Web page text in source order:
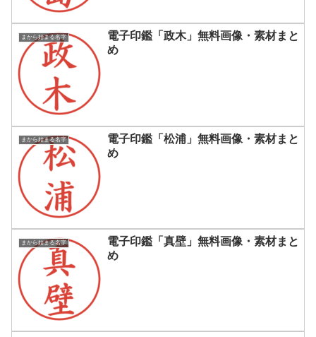
まから始まる名字
電子印鑑「政木」無料画像・素材まと
め
まから始まる名字
電子印鑑「松浦」無料画像・素材まと
め
まから始まる名字
電子印鑑「真壁」無料画像・素材まと
め